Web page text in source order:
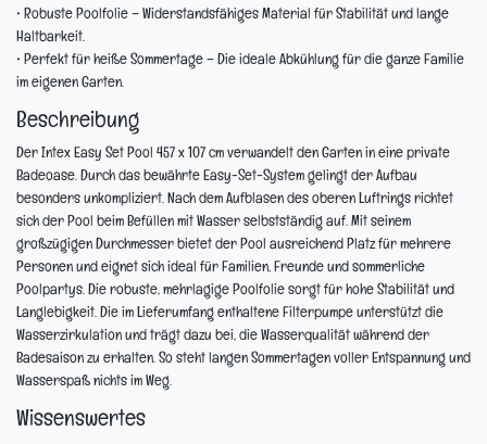
• Robuste Poolfolie – Widerstandsfähiges Material für Stabilität und lange
Haltbarkeit.
• Perfekt für heiße Sommertage – Die ideale Abkühlung für die ganze Familie
im eigenen Garten.
Beschreibung
Der Intex Easy Set Pool 457 x 107 cm verwandelt den Garten in eine private
Badeoase. Durch das bewährte Easy-Set-System gelingt der Aufbau
besonders unkompliziert. Nach dem Aufblasen des oberen Luftrings richtet
sich der Pool beim Befüllen mit Wasser selbstständig auf. Mit seinem
großzügigen Durchmesser bietet der Pool ausreichend Platz für mehrere
Personen und eignet sich ideal für Familien, Freunde und sommerliche
Poolpartys. Die robuste, mehrlagige Poolfolie sorgt für hohe Stabilität und
Langlebigkeit. Die im Lieferumfang enthaltene Filterpumpe unterstützt die
Wasserzirkulation und trägt dazu bei, die Wasserqualität während der
Badesaison zu erhalten. So steht langen Sommertagen voller Entspannung und
Wasserspaß nichts im Weg.
Wissenswertes